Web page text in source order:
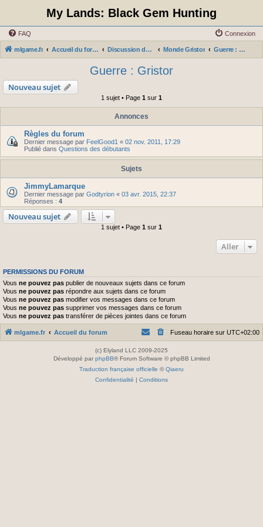
My Lands: Black Gem Hunting
FAQ Connexion
mlgame.fr Accueil du forum Discussion du jeu par serveurs Monde Gristor Guerre : Gristor
Guerre : Gristor
Nouveau sujet
1 sujet • Page 1 sur 1
Annonces
Règles du forum
Dernier message par FeelGood1 « 02 nov. 2011, 17:29
Publié dans Questions des débutants
Sujets
JimmyLamarque
Dernier message par Godtyrion « 03 avr. 2015, 22:37
Réponses : 4
Nouveau sujet
1 sujet • Page 1 sur 1
Aller
PERMISSIONS DU FORUM
Vous ne pouvez pas publier de nouveaux sujets dans ce forum
Vous ne pouvez pas répondre aux sujets dans ce forum
Vous ne pouvez pas modifier vos messages dans ce forum
Vous ne pouvez pas supprimer vos messages dans ce forum
Vous ne pouvez pas transférer de pièces jointes dans ce forum
mlgame.fr Accueil du forum Fuseau horaire sur UTC+02:00
(c) Elyland LLC 2009-2025
Développé par phpBB® Forum Software © phpBB Limited
Traduction française officielle ©Qiaeru
Confidentialité | Conditions